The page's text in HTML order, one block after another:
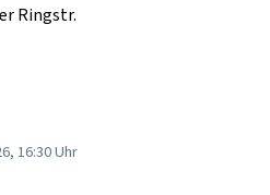
Ringstr.
16:30 Uhr